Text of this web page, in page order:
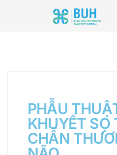
PHẪU
KHUYẾT SỌ
CHẤN